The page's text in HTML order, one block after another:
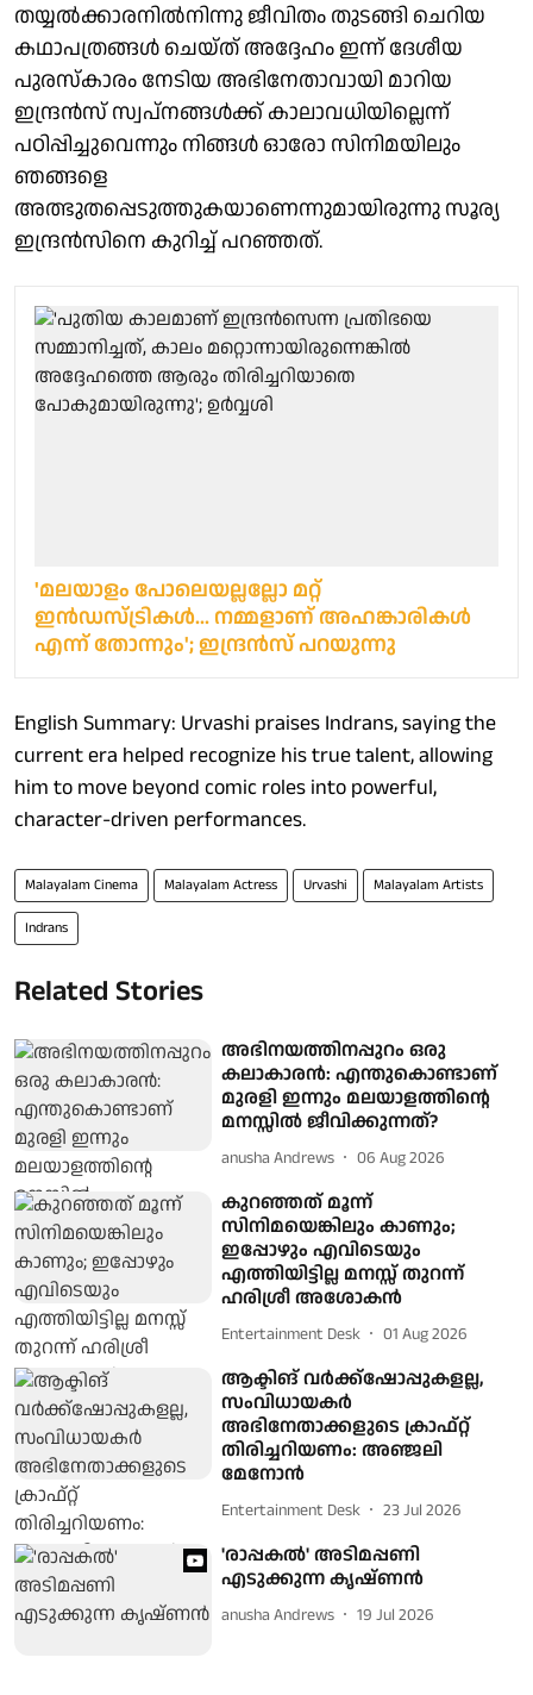
തയ്യൽക്കാരനിൽനിന്നു ജീവിതം തുടങ്ങി ചെറിയ
കഥാപത്രങ്ങൾ ചെയ്ത് അദ്ദേഹം ഇന്ന് ദേശീയ
പുരസ്‌കാരം നേടിയ അഭിനേതാവായി മാറിയ
ഇന്ദ്രൻസ് സ്വപ്നങ്ങൾക്ക് കാലാവധിയില്ലെന്ന്
പഠിപ്പിച്ചുവെന്നും നിങ്ങൾ ഓരോ സിനിമയിലും
ഞങ്ങളെ
അത്ഭുതപ്പെടുത്തുകയാണെന്നുമായിരുന്നു സൂര്യ
ഇന്ദ്രൻസിനെ കുറിച്ച് പറഞ്ഞത്.
'മലയാളം പോലെയല്ലല്ലോ മറ്റ്
ഇൻഡസ്ട്രികൾ... നമ്മളാണ് അഹങ്കാരികൾ
എന്ന് തോന്നും'; ഇന്ദ്രൻസ് പറയുന്നു
English Summary: Urvashi praises Indrans, saying the
current era helped recognize his true talent, allowing
him to move beyond comic roles into powerful,
character-driven performances.
Malayalam Cinema Malayalam Actress Urvashi Malayalam Artists
Indrans
Related Stories
അഭിനയത്തിനപ്പുറം ഒരു
കലാകാരൻ: എന്തുകൊണ്ടാണ്
മുരളി ഇന്നും മലയാളത്തിന്റെ
മനസ്സിൽ ജീവിക്കുന്നത്?
anusha Andrews 06 Aug 2026
കുറഞ്ഞത് മൂന്ന്
സിനിമയെങ്കിലും കാണും;
ഇപ്പോഴും എവിടെയും
എത്തിയിട്ടില്ല മനസ്സ് തുറന്ന്
ഹരിശ്രീ അശോകൻ
Entertainment Desk 01 Aug 2026
ആക്ടിങ് വർക്ക്ഷോപ്പുകളല്ല,
സംവിധായകർ
അഭിനേതാക്കളുടെ ക്രാഫ്റ്റ്
തിരിച്ചറിയണം: അഞ്ജലി
മേനോൻ
Entertainment Desk 23 Jul 2026
'രാപ്പകൽ' അടിമപ്പണി
എടുക്കുന്ന കൃഷ്ണൻ
anusha Andrews 19 Jul 2026